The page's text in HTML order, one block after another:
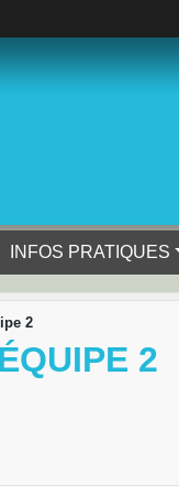
INFOS PRATIQUES
2
2